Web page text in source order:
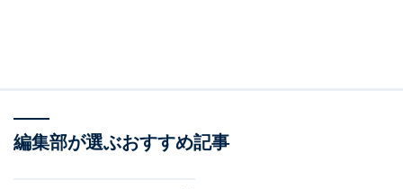
編集部が選ぶおすすめ記事